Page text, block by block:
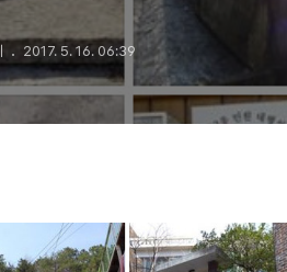
2017. 5. 16. 06:39